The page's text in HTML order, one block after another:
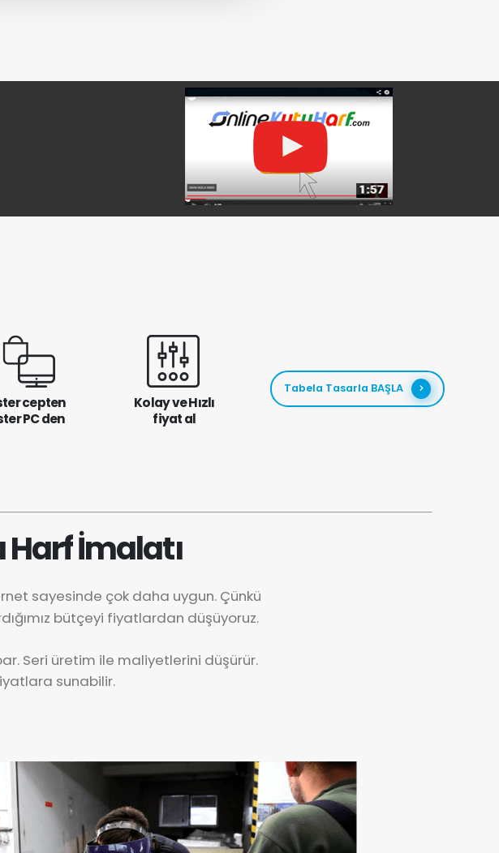
cepten
PC den
Kolay ve Hızlı
fiyat al
Tabela Tasarla BAŞLA
İmalatı
sayesinde çok daha uygun. Çünkü
bütçeyi fiyatlardan düşüyoruz.
Seri üretim ile maliyetlerini düşürür.
sunabilir.